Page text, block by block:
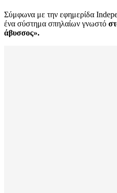
Σύμφωνα με την εφημερίδα
ένα σύστημα σπηλαίων γνωστό
άβυσσος».